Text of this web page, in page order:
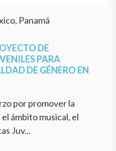
Panamá
DE
PARA
DE GÉNERO EN
por promover la
ámbito musical, el
Juv...